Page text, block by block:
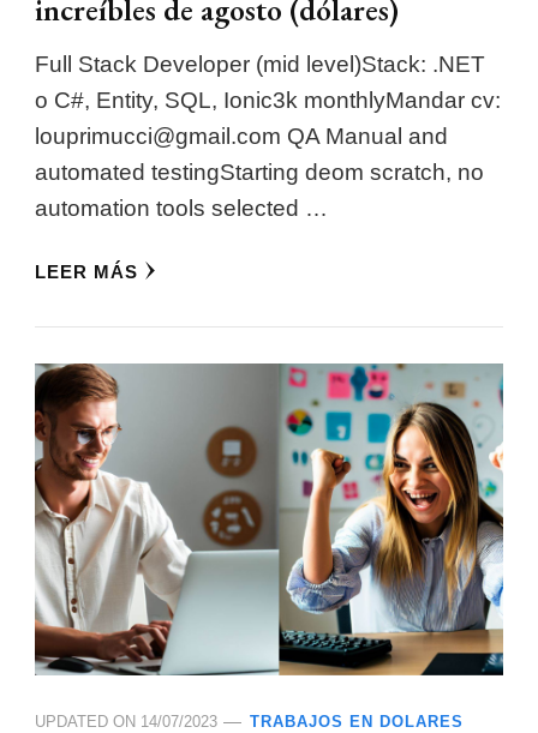
increíbles de agosto (dólares)
Full Stack Developer (mid level)Stack: .NET
o C#, Entity, SQL, Ionic3k monthlyMandar cv:
louprimucci@gmail.com QA Manual and
automated testingStarting deom scratch, no
automation tools selected …
LEER MÁS
UPDATED ON 14/07/2023 TRABAJOS EN DOLARES